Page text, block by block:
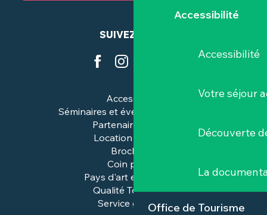
Accessibilité
Accessibilité
Votre séjour
Découverte
La
Office de Tourisme
SUIVEZ-NOUS
Accessibilité
Séminaires et événements pros
Partenaires & pros
Location de salles
Brochures
Coin presse
Pays d'art et d'histoire
Qualité Tourisme™
Service groupes